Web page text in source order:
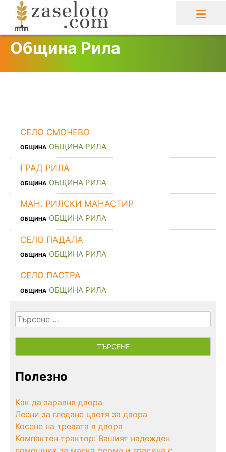
content
Община Рила
СЕЛО СМОЧЕВО
ОБЩИНА ОБЩИНА РИЛА
ГРАД РИЛА
ОБЩИНА ОБЩИНА РИЛА
МАН. РИЛСКИ МАНАСТИР
ОБЩИНА ОБЩИНА РИЛА
СЕЛО ПАДАЛА
ОБЩИНА ОБЩИНА РИЛА
СЕЛО ПАСТРА
ОБЩИНА ОБЩИНА РИЛА
Търсене
за:
Полезно
Как да заравня двора
Лесни за гледане цветя за двора
Косене на тревата в двора
Компактен трактор: Вашият надежден